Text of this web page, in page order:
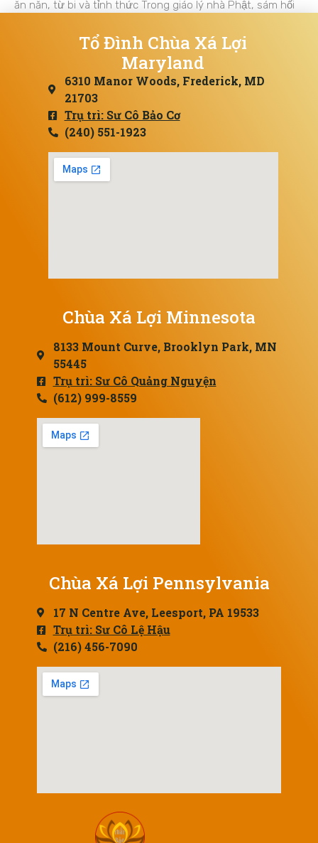
ăn năn, từ bi và tỉnh thức Trong giáo lý nhà Phật, sám hối
Tổ Đình Chùa Xá Lợi
Maryland
6310 Manor Woods, Frederick, MD
21703
Trụ trì: Sư Cô Bảo Cơ
(240) 551-1923
Chùa Xá Lợi Minnesota
8133 Mount Curve, Brooklyn Park, MN
55445
Trụ trì: Sư Cô Quảng Nguyện
(612) 999-8559
Chùa Xá Lợi Pennsylvania
17 N Centre Ave, Leesport, PA 19533
Trụ trì: Sư Cô Lệ Hậu
(216) 456-7090